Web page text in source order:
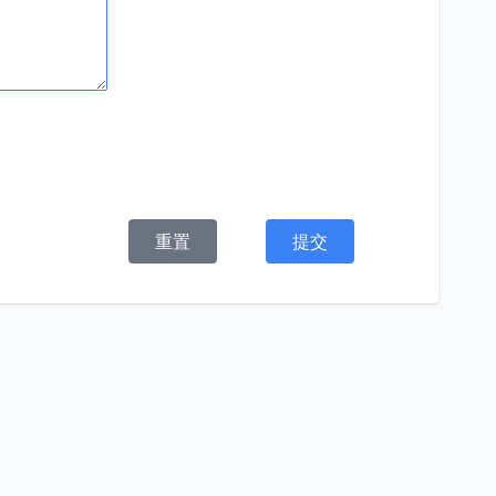
重置 提交